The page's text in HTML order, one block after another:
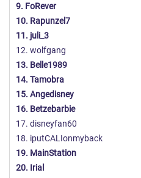
9. FoRever
10. Rapunzel7
11. juli_3
12. wolfgang
13. Belle1989
14. Tamobra
15. Angedisney
16. Betzebarbie
17. disneyfan60
18. iputCALIonmyback
19. MainStation
20. Irial